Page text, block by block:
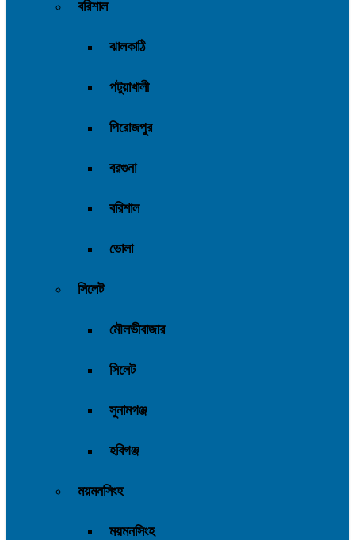
বরিশাল
ঝালকাঠি
পটুয়াখালী
পিরোজপুর
বরগুনা
বরিশাল
ভোলা
সিলেট
মৌলভীবাজার
সিলেট
সুনামগঞ্জ
হবিগঞ্জ
ময়মনসিংহ
ময়মনসিংহ